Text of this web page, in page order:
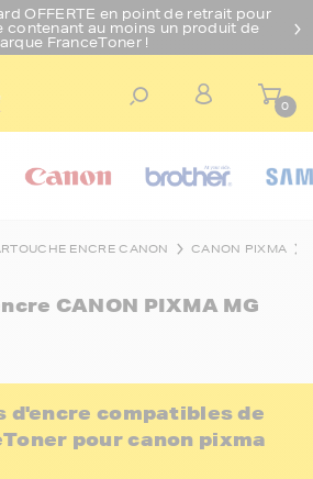
OFFERTE en point de retrait pour
contenant au moins un produit de
FranceToner !
0
ENCRE CANON CANON PIXMA
CANON PIXMA MG
d'encre compatibles de
pour canon pixma